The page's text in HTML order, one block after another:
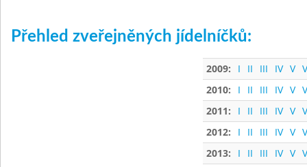
Přehled zveřejněných jídelníčků:
2009: I II III IV V
2010:
I II III IV V
2011:
I II III IV V
2012:
I II III IV V
2013:
I II III IV V